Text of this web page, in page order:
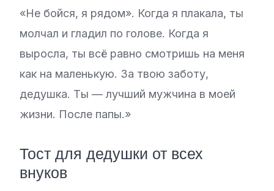
«Не бойся, я рядом». Когда я плакала, ты
молчал и гладил по голове. Когда я
выросла, ты всё равно смотришь на меня
как на маленькую. За твою заботу,
дедушка. Ты — лучший мужчина в моей
жизни. После папы.»
Тост для дедушки от всех
внуков